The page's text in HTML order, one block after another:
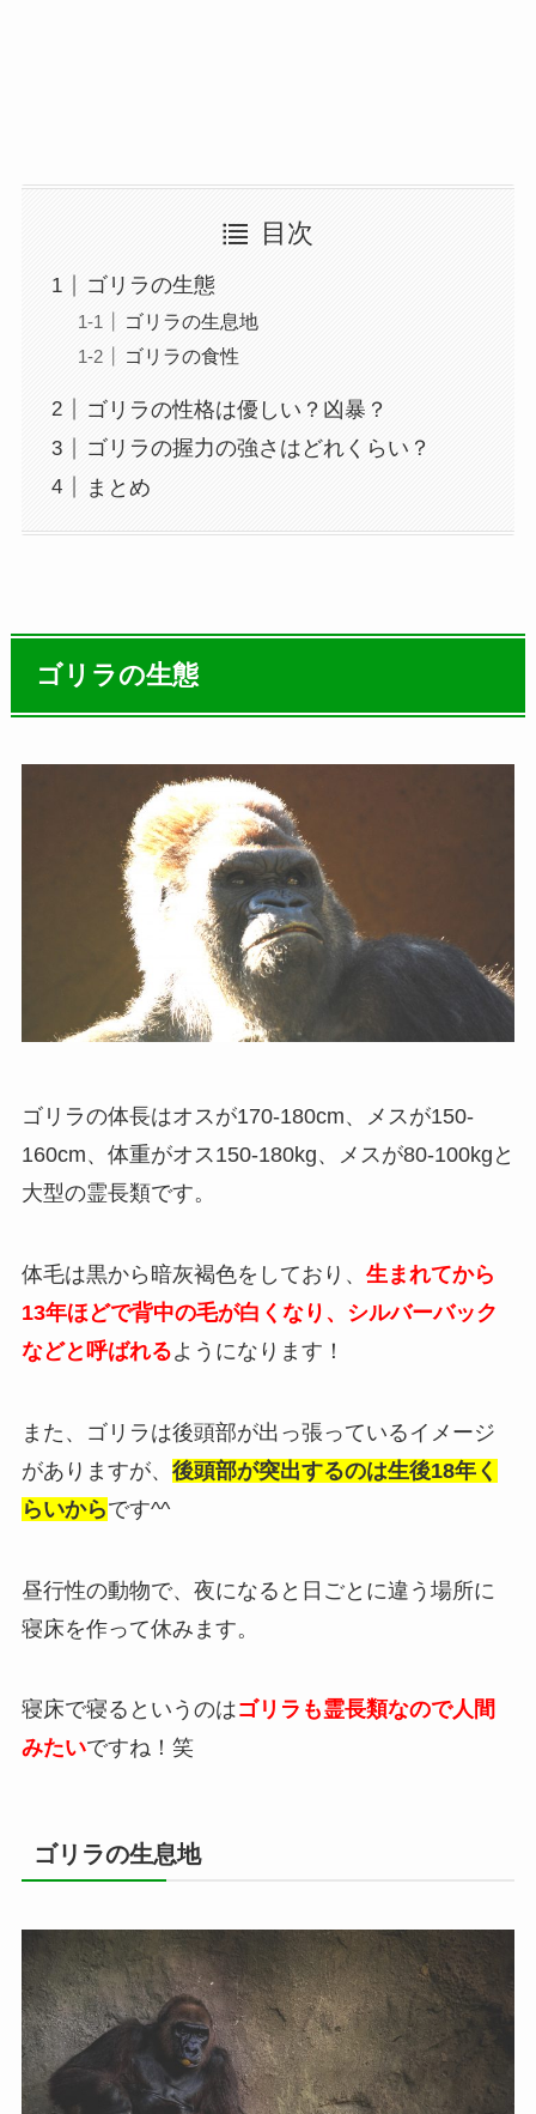
目次
ゴリラの生態
ゴリラの生息地
ゴリラの食性
ゴリラの性格は優しい？凶暴？
ゴリラの握力の強さはどれくらい？
まとめ
ゴリラの生態
ゴリラの体長はオスが170-180cm、メスが150-
160cm、体重がオス150-180kg、メスが80-100kgと
大型の霊長類です。
体毛は黒から暗灰褐色をしており、 生まれてから
13年ほどで背中の毛が白くなり、シルバーバック
などと呼ばれるようになります！
また、ゴリラは後頭部が出っ張っているイメージ
がありますが、 後頭部が突出するのは生後18年く
らいからです^^
昼行性の動物で、夜になると日ごとに違う場所に
寝床を作って休みます。
寝床で寝るというのはゴリラも霊長類なので人間
みたいですね！笑
ゴリラの生息地